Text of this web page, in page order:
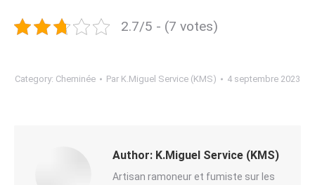
2.7/5 - (7 votes)
Category: Cheminée Par K.Miguel Service (KMS) 4 septembre 2023
Author: K.Miguel Service (KMS)
Artisan ramoneur et fumiste sur les